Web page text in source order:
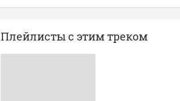
Плейлисты с этим треком